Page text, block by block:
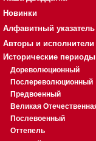
Новинки
Алфавитный указатель
Авторы и исполнители
Исторические периоды
Дореволюционный
Послереволюционный
Предвоенный
Великая
Послевоенный
Оттепель